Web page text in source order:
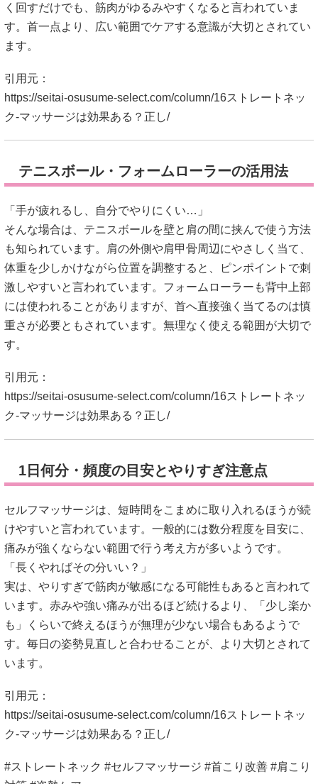
く回すだけでも、筋肉がゆるみやすくなると言われていま
す。首一点より、広い範囲でケアする意識が大切とされてい
ます。
引用元：
https://seitai-osusume-select.com/column/16ストレートネッ
ク-マッサージは効果ある？正し/
テニスボール・フォームローラーの活用法
「手が疲れるし、自分でやりにくい…」
そんな場合は、テニスボールを壁と肩の間に挟んで使う方法
も知られています。肩の外側や肩甲骨周辺にやさしく当て、
体重を少しかけながら位置を調整すると、ピンポイントで刺
激しやすいと言われています。フォームローラーも背中上部
には使われることがありますが、首へ直接強く当てるのは慎
重さが必要ともされています。無理なく使える範囲が大切で
す。
引用元：
https://seitai-osusume-select.com/column/16ストレートネッ
ク-マッサージは効果ある？正し/
1日何分・頻度の目安とやりすぎ注意点
セルフマッサージは、短時間をこまめに取り入れるほうが続
けやすいと言われています。一般的には数分程度を目安に、
痛みが強くならない範囲で行う考え方が多いようです。
「長くやればその分いい？」
実は、やりすぎで筋肉が敏感になる可能性もあると言われて
います。赤みや強い痛みが出るほど続けるより、「少し楽か
も」くらいで終えるほうが無理が少ない場合もあるようで
す。毎日の姿勢見直しと合わせることが、より大切とされて
います。
引用元：
https://seitai-osusume-select.com/column/16ストレートネッ
ク-マッサージは効果ある？正し/
#ストレートネック #セルフマッサージ #首こり改善 #肩こり